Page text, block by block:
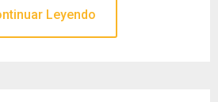
Leyendo